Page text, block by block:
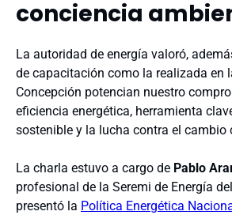
conciencia
La autoridad de energía valoró,
de capacitación como la realizada en
Concepción potencian nuestro
eficiencia energética, herramienta
sostenible y la lucha contra el cambio
La charla estuvo a cargo de Pablo
profesional de la Seremi de Energía
presentó la Política Energética